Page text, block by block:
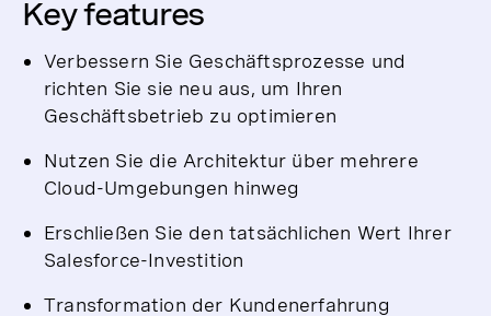
Key features
Verbessern Sie Geschäftsprozesse und
richten Sie sie neu aus, um Ihren
Geschäftsbetrieb zu optimieren
Nutzen Sie die Architektur über mehrere
Cloud-Umgebungen hinweg
Erschließen Sie den tatsächlichen Wert Ihrer
Salesforce-Investition
Transformation der Kundenerfahrung